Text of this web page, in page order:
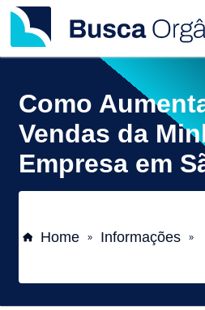
Como
Vendas da
Empresa em
Home » Informações »